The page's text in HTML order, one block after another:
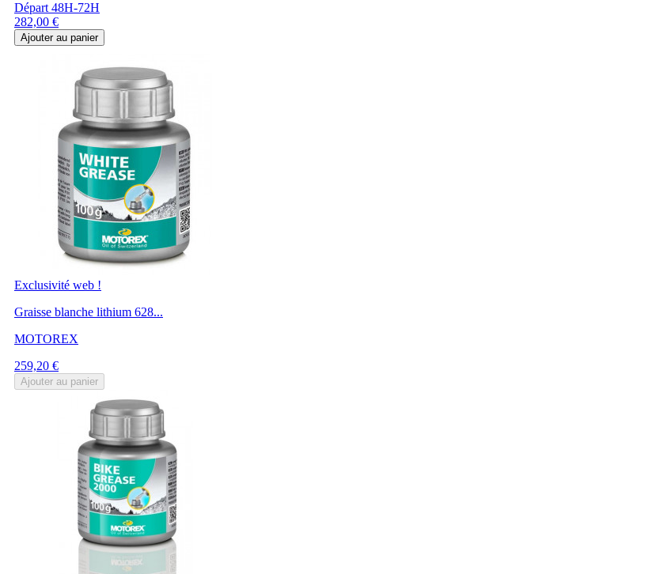
Départ 48H-72H
Prix
282,00 €
Ajouter au panier
Exclusivité web !
Graisse blanche lithium 628...
MOTOREX
Prix
259,20 €
Ajouter au panier